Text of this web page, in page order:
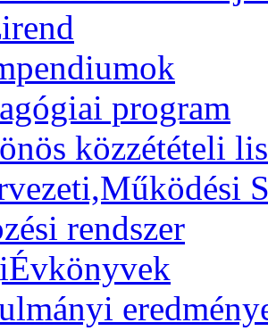
program
közzétételi
rendszer